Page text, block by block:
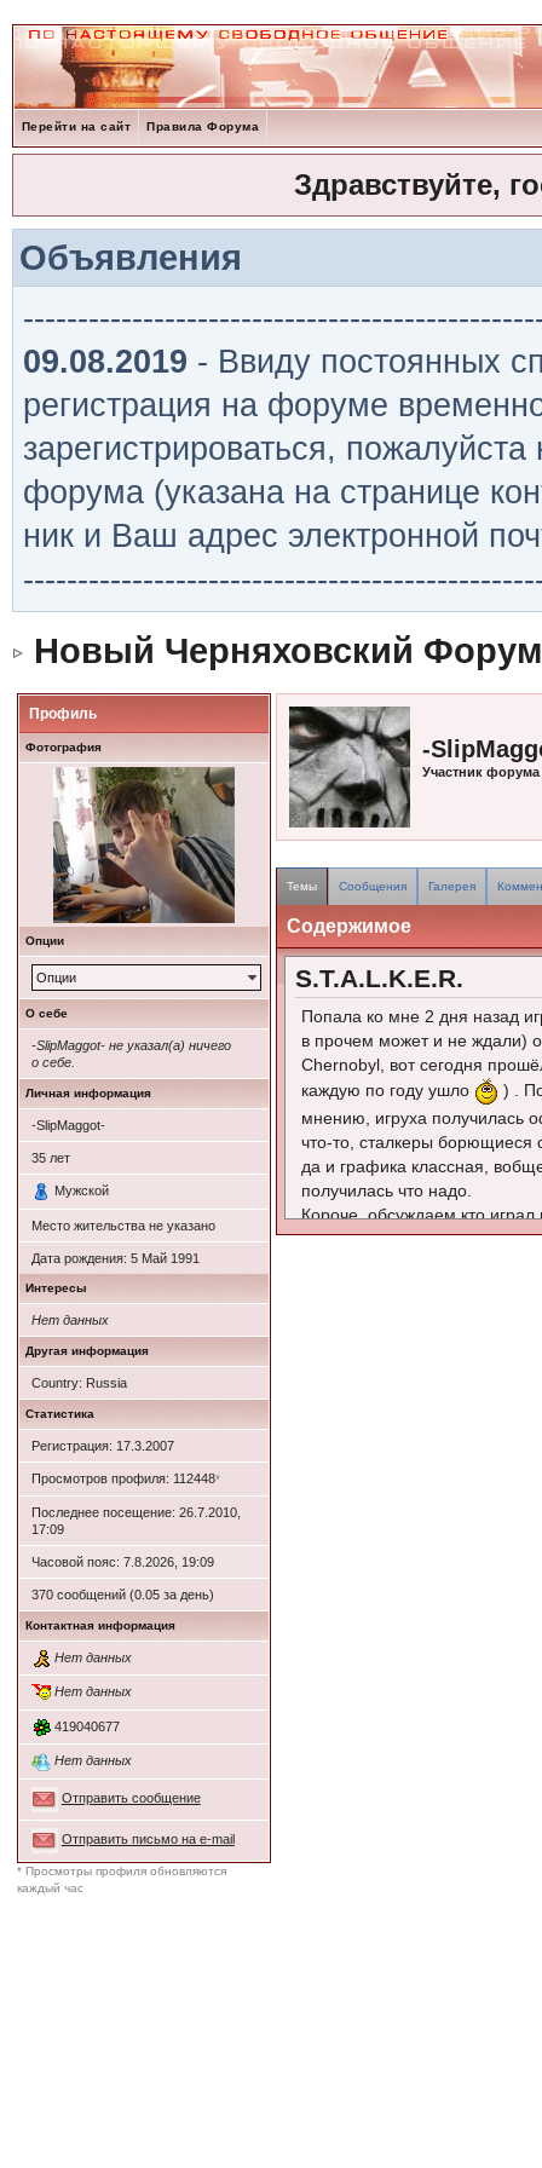
Перейти на сайт Правила Форума
Здравствуйте,
Объявления
09.08.2019 - Ввиду постоянных
регистрация на форуме
зарегистрироваться,
форума (указана на странице
ник и Ваш адрес электронной
Новый Черняховский Форум
Профиль
Фотография
Опции
Опции
О себе
-SlipMaggot- не указал(а) ничего
о себе.
Личная информация
-SlipMaggot-
35 лет
Мужской
Место жительства не указано
Дата рождения: 5 Май 1991
Интересы
Нет данных
Другая информация
Country: Russia
Статистика
Регистрация: 17.3.2007
Просмотров профиля: 112448*
Последнее посещение: 26.7.2010,
17:09
Часовой пояс: 7.8.2026, 19:09
370 сообщений (0.05 за день)
Контактная информация
Нет данных
Нет данных
419040677
Нет данных
Отправить сообщение
Отправить письмо на e-mail
* Просмотры профиля обновляются
каждый час
-
Участник форума
Темы Сообщения Галерея
Содержимое
S.T.A.L.K.E.R.
Попала ко мне 2 дня назад
в прочем может и не ждали)
Chernobyl, вот сегодня
каждую по году ушло
) .
мнению, игруха получилась
что-то, сталкеры
да и графика классная,
получилась что надо.
Короче, обсуждаем кто